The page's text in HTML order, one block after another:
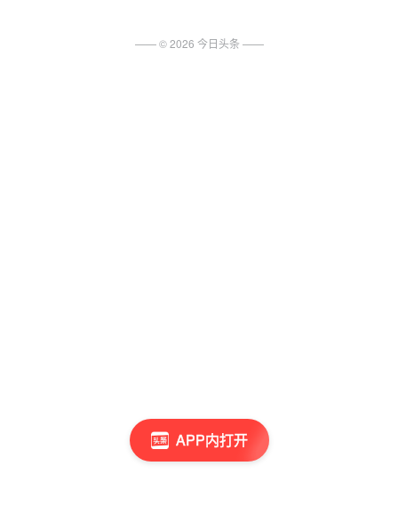
APP内打开
—— ©2026 今日头条 ——